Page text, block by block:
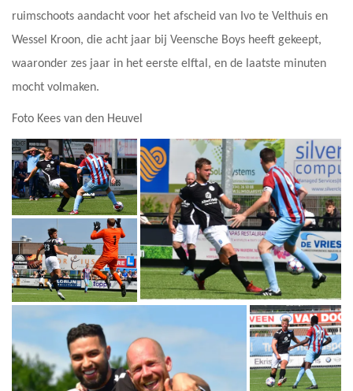
ruimschoots aandacht voor het afscheid van Ivo te Velthuis en
Wessel Kroon, die acht jaar bij Veensche Boys heeft gekeept,
waaronder zes jaar in het eerste elftal, en de laatste minuten
mocht volmaken.
Foto Kees van den Heuvel